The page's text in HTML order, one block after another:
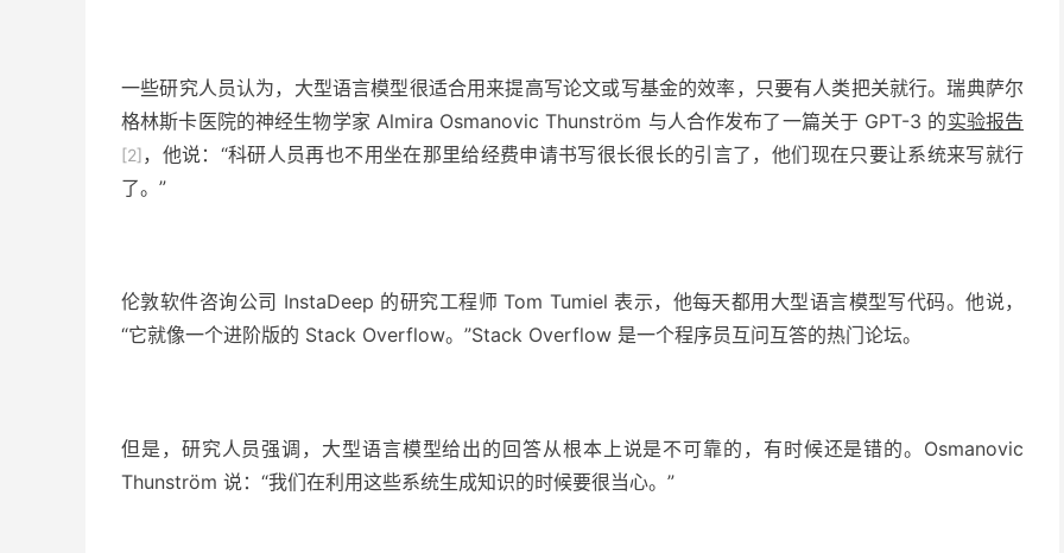
一些研究人员认为，大型语言模型很适合用来提高写论文或写基金的效率，只要有人类把关就行。瑞典萨尔
格林斯卡医院的神经生物学家 Almira Osmanovic Thunström 与人合作发布了一篇关于 GPT-3 的实验报告
[2] ，他说：“科研人员再也不用坐在那里给经费申请书写很长很长的引言了，他们现在只要让系统来写就行
了。”
伦敦软件咨询公司 InstaDeep 的研究工程师 Tom Tumiel 表示，他每天都用大型语言模型写代码。他说，
“它就像一个进阶版的 Stack Overflow。”Stack Overflow 是一个程序员互问互答的热门论坛。
但是，研究人员强调， 大型语言模型给出的回答从根本上说是不可靠的，有时候还是错的。Osmanovic
Thunström 说：“我们在利用这些系统生成知识的时候要很当心。”